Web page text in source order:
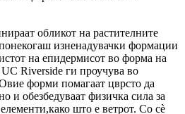
обликот на растителните
изненадувачки формации
на епидермисот во форма на
Riverside ги проучува во
форми помагаат цврсто да
и обезбедуваат физичка сила за
што е ветрот. Со сè